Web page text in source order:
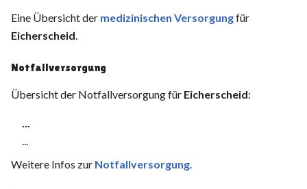
Eine Übersicht der medizinischen Versorgungfür
Eicherscheid.
Notfallversorgung
Übersicht der Notfallversorgung für Eicherscheid:
...
...
Weitere Infos zur Notfallversorgung.